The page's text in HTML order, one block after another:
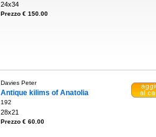
24x34
Prezzo € 150.00
Davies Peter
Antique kilims of Anatolia
192
28x21
Prezzo € 60.00